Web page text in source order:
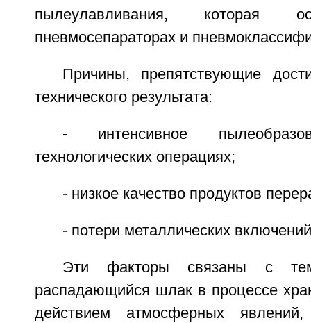
пылеулавливания, которая
пневмосепараторах и
Причины, препятствующие
технического результата:
- интенсивное
технологических операциях;
- низкое качество продуктов
- потери металлических
Эти факторы связаны с
распадающийся шлак в процессе
действием атмосферных явлений,